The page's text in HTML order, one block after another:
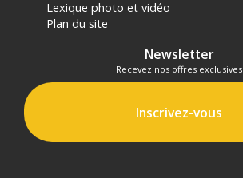
Lexique photo et vidéo
Plan du site
Newsletter
Recevez nos offres exclusives
Inscrivez-vous